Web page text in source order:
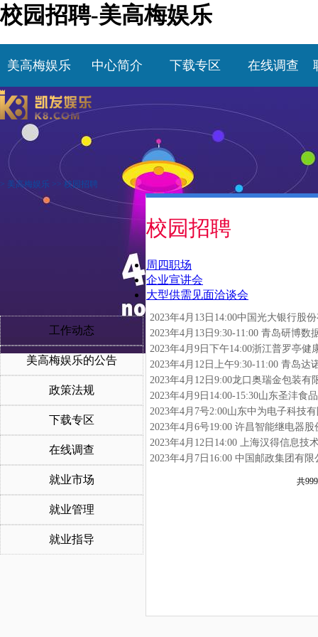
校园招聘-美高梅娱乐
美高梅娱乐 中心简介 下载专区 在线调查
> 美高梅娱乐 >> 校园招聘
工作动态
美高梅娱乐的公告
政策法规
下载专区
在线调查
就业市场
就业管理
就业指导
校园招聘
周四职场
企业宣讲会
大型供需见面洽谈会
2023年4月13日14:00中国光大银行股
2023年4月13日9:30-11:00 青岛研博
2023年4月9日下午14:00浙江普罗亭
2023年4月12日9:00龙口奥瑞金包装
2023年4月9日14:00-15:30山东圣沣食
2023年4月7号2:00山东中为电子科技
2023年4月6号19:00 许昌智能继电器
2023年4月12日14:00 上海汉得信息技
2023年4月7日16:00 中国邮政集团有
共